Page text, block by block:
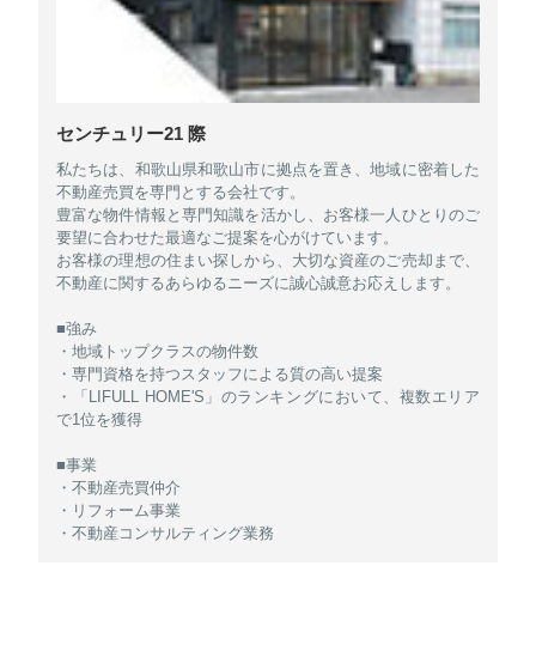
センチュリー21 際
私たちは、和歌山県和歌山市に拠点を置き、地域に密着した
不動産売買を専門とする会社です。
豊富な物件情報と専門知識を活かし、お客様一人ひとりのご
要望に合わせた最適なご提案を心がけています。
お客様の理想の住まい探しから、大切な資産のご売却まで、
不動産に関するあらゆるニーズに誠心誠意お応えします。
■強み
・地域トップクラスの物件数
・専門資格を持つスタッフによる質の高い提案
・「LIFULL HOME'S」のランキングにおいて、複数エリア
で1位を獲得
■事業
・不動産売買仲介
・リフォーム事業
・不動産コンサルティング業務